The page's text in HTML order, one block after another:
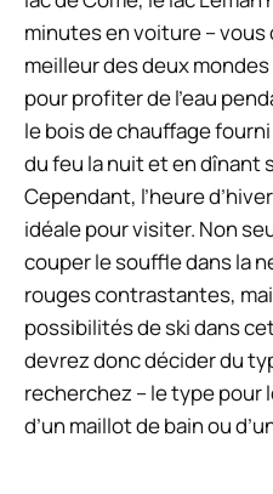
minutes en voiture –
meilleur des deux
pour profiter de l’eau
le bois de chauffage
du feu la nuit et en dînant
Cependant, l’heure
idéale pour visiter. Non
couper le souffle dans la
rouges contrastantes,
possibilités de ski dans
devrez donc décider du
recherchez – le type pour
d’un maillot de bain ou